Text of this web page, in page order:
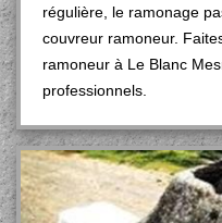
régulière, le ramonage
couvreur ramoneur.
ramoneur à Le Blanc
professionnels.